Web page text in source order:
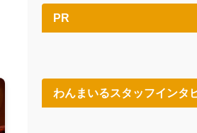
PR
わんまいるスタッフインタ